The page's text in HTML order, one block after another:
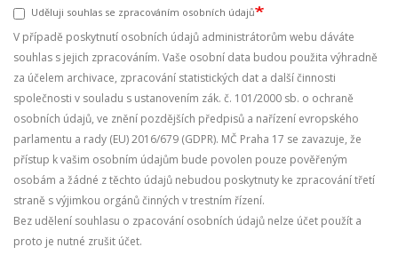
Uděluji souhlas se zpracováním osobních údajů
V případě poskytnutí osobních údajů administrátorům webu dáváte
souhlas s jejich zpracováním. Vaše osobní data budou použita výhradně
za účelem archivace, zpracování statistických dat a další činnosti
společnosti v souladu s ustanovením zák. č. 101/2000 sb. o ochraně
osobních údajů, ve znění pozdějších předpisů a nařízení evropského
parlamentu a rady (EU) 2016/679 (GDPR). MČ Praha 17 se zavazuje, že
přístup k vašim osobním údajům bude povolen pouze pověřeným
osobám a žádné z těchto údajů nebudou poskytnuty ke zpracování třetí
straně s výjimkou orgánů činných v trestním řízení.
Bez udělení souhlasu o zpacování osobních údajů nelze účet použít a
proto je nutné zrušit účet.